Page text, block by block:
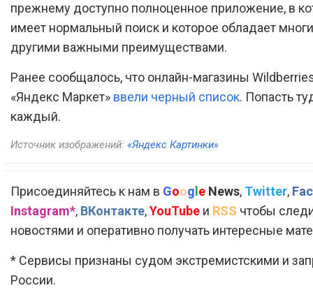
прежнему доступно полноценное приложение, в
имеет нормальный поиск и которое обладает
другими важными преимуществами.
Ранее сообщалось, что онлайн-магазины
«Яндекс Маркет» ввели черный список. Попасть
каждый.
Источник изображений: «Яндекс Картинки»
Присоединяйтесь к нам в Google News, Twitter,
Instagram*, ВКонтакте,YouTube и RSS чтобы
новостями и оперативно получать интересные
* Сервисы признаны судом экстремистскими и
России.